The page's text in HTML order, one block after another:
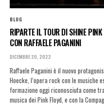
BLOG
RIPARTE IL TOUR DI SHINE
CON RAFFAELE PAGANINI
DICEMBRE 20, 2022
Raffaele Paganini è il nuovo
Hoecke, l’opera rock con le musiche
formazione oggi riconosciuta come
musica dei Pink Floyd, e con la